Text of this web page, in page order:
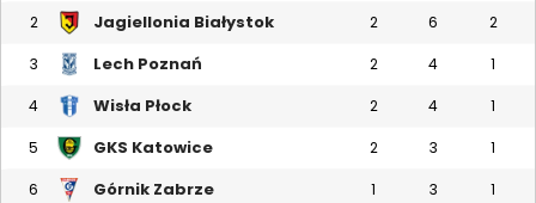
2 Jagiellonia Białystok 2 6 2
3 Lech Poznań 2 4 1
4 Wisła Płock 2 4 1
5 GKS Katowice 2 3 1
6 Górnik Zabrze 1 3 1